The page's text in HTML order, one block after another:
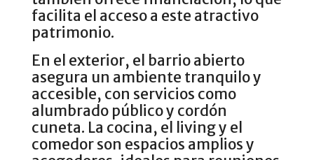
facilita el acceso a este atractivo
patrimonio.
En el exterior, el barrio abierto
asegura un ambiente tranquilo y
accesible, con servicios como
alumbrado público y cordón
cuneta. La cocina, el living y el
comedor son espacios amplios y